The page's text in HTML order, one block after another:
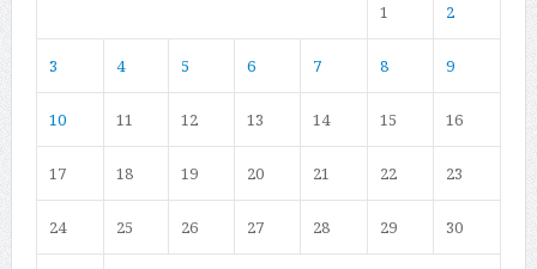
1 2
3 4 5 6 7 8 9
10 11 12 13 14 15 16
17 18 19 20 21 22 23
24 25 26 27 28 29 30